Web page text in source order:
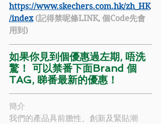
https://www.skechers.com.hk/zh_HK
/index (記得禁呢條LINK, 個Code先會
用到)
如果你見到個優惠過左期, 唔洗
驚！ 可以禁番下面Brand 個
TAG, 睇番最新的優惠！
簡介
我們的產品具前膽性、創新及緊貼潮